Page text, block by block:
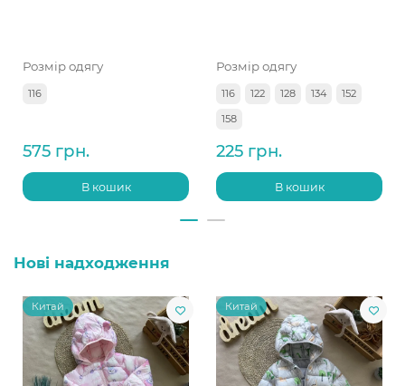
Розмір одягу
116
575 грн.
В кошик
Розмір одягу
116 122 128 134
152
158
225 грн.
В кошик
Нові надходження
Китай Китай